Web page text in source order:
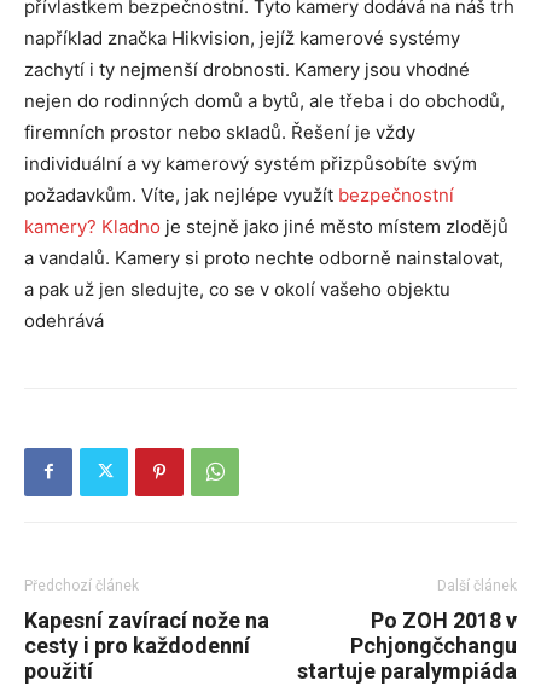
přívlastkem bezpečnostní. Tyto kamery dodává na náš trh
například značka Hikvision, jejíž kamerové systémy
zachytí i ty nejmenší drobnosti. Kamery jsou vhodné
nejen do rodinných domů a bytů, ale třeba i do obchodů,
firemních prostor nebo skladů. Řešení je vždy
individuální a vy kamerový systém přizpůsobíte svým
požadavkům. Víte, jak nejlépe využít bezpečnostní
kamery? Kladno je stejně jako jiné město místem zlodějů
a vandalů. Kamery si proto nechte odborně nainstalovat,
a pak už jen sledujte, co se v okolí vašeho objektu
odehrává
Předchozí článek
Kapesní zavírací nože na
cesty i pro každodenní
použití
Další článek
Po ZOH 2018 v
Pchjongčchangu
startuje paralympiáda